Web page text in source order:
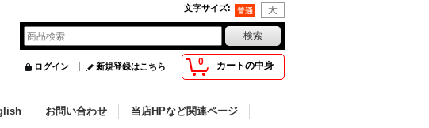
文字サイズ:
0 カートの中身
ログイン 新規登録はこちら
お問い合わせ 当店HPなど関連ページ